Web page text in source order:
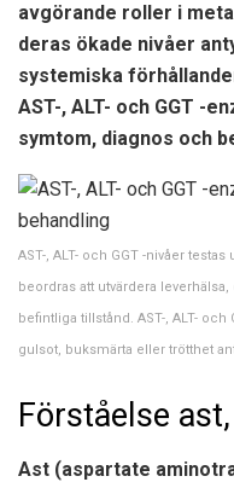
avgörande roller i
deras ökade nivåer
systemiska
AST-, ALT- och GGT -
symtom, diagnos och
AST-, ALT- och GGT -nivåer
beordras att utvärdera
befintliga tillstånd. AST-, ALT-
gulsot, buksmärta eller trötthet
Förståelse
Ast (aspartate